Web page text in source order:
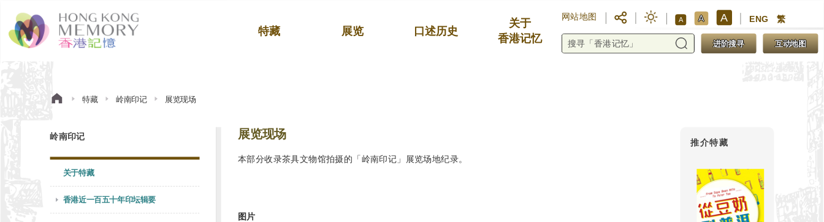
特藏 展览 口述历史
关于
香港记忆
网站地图 A A A ENG 繁
进阶搜寻 互动地图
特藏 岭南印记 展览现场
岭南印记
关于特藏
香港近一百五十年印坛辑要
展览现场
本部分收录茶具文物馆拍摄的「岭南印记」展览场地纪录。
图片
推介特藏